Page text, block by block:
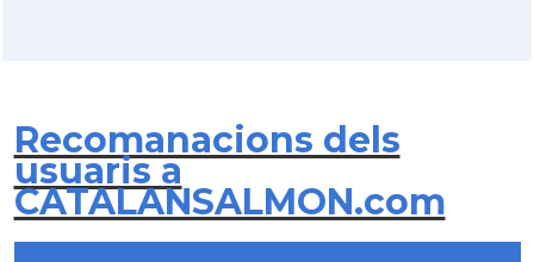
Recomanacions dels
usuaris a
CATALANSALMON.com